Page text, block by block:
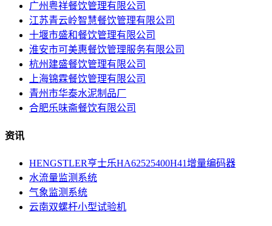
广州粤祥餐饮管理有限公司
江苏青云岭智慧餐饮管理有限公司
十堰市盛和餐饮管理有限公司
淮安市可美惠餐饮管理服务有限公司
杭州建盛餐饮管理有限公司
上海锦霖餐饮管理有限公司
青州市华泰水泥制品厂
合肥乐味斋餐饮有限公司
资讯
HENGSTLER亨士乐HA62525400H41增量编码器
水流量监测系统
气象监测系统
云南双螺杆小型试验机